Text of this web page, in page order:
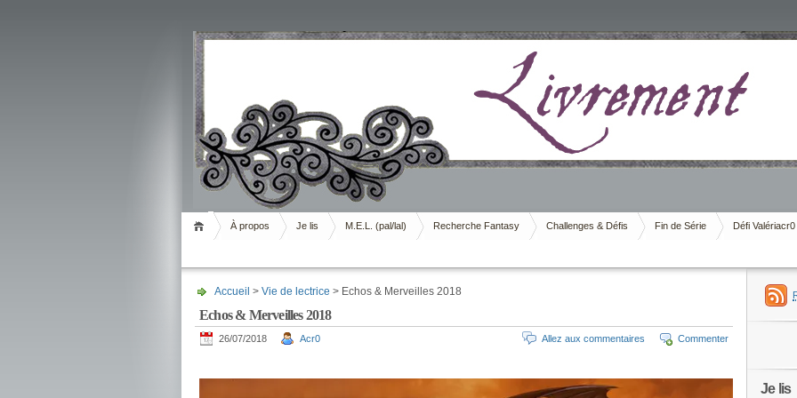
Livrement
À propos Je lis M.E.L. (pal/lal) Recherche Fantasy Challenges & Défis Fin de Série Défi Valériacr0
Accueil > Vie de lectrice > Echos & Merveilles 2018
Echos & Merveilles 2018
26/07/2018 Acr0 Commenter
Allez aux commentaires
Je lis